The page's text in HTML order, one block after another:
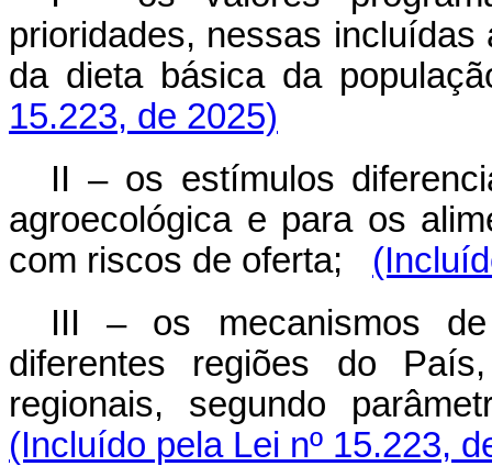
prioridades, nessas
da dieta básica da
15.223, de 2025)
II – os estímulos
agroecológica e para os
com riscos de oferta;
III – os mecanismos
diferentes regiões do
regionais, segundo
(Incluído pela Lei nº 15.223,